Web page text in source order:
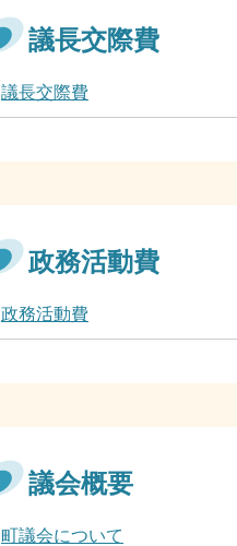
議長交際費
議長交際費
政務活動費
政務活動費
議会概要
町議会について